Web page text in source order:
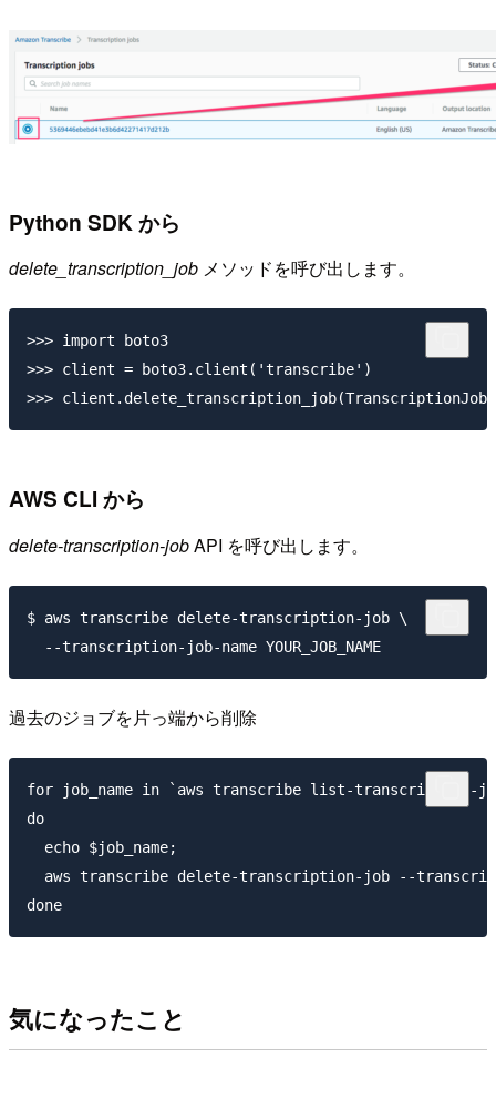
Python SDK から
delete_transcription_job メソッドを呼び出します。
>>> import boto3
>>> client = boto3.client('transcribe')
AWS CLI から
delete-transcription-jobAPI を呼び出します。
$ aws transcribe delete-transcription-job \
過去のジョブを片っ端から削除
for job_name in `aws transcribe list-transcription-
do
  echo $job_name;
aws transcribe delete-transcription-job --
気になったこと